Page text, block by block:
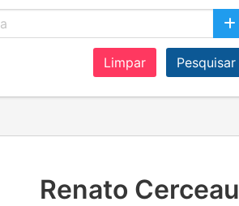
Limpar Pesquisar
Renato Cerceau